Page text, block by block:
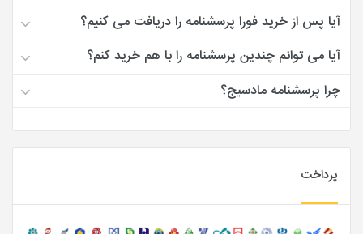
آیا پس از خرید فورا پرسشنامه را دریافت می کنیم؟
آیا می توانم چندین پرسشنامه را با هم خرید کنم؟
چرا پرسشنامه مادسیج؟
پرداخت